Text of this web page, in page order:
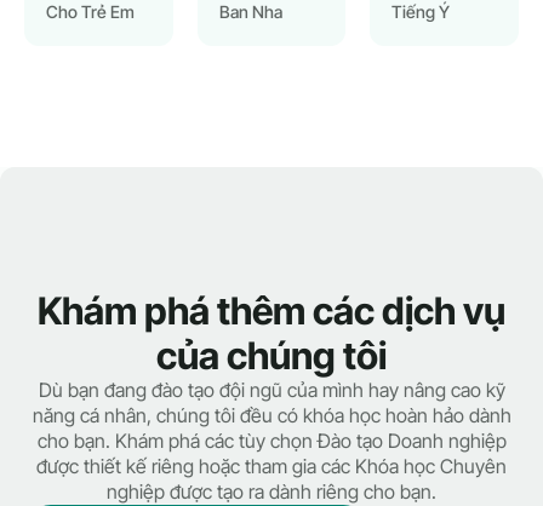
Cho Trẻ Em
Ban Nha
Tiếng Ý
Khám phá thêm các dịch vụ
của chúng tôi
Dù bạn đang đào tạo đội ngũ của mình hay nâng cao kỹ
năng cá nhân, chúng tôi đều có khóa học hoàn hảo dành
cho bạn. Khám phá các tùy chọn Đào tạo Doanh nghiệp
được thiết kế riêng hoặc tham gia các Khóa học Chuyên
nghiệp được tạo ra dành riêng cho bạn.